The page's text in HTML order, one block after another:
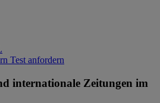
Test anfordern
internationale Zeitungen im